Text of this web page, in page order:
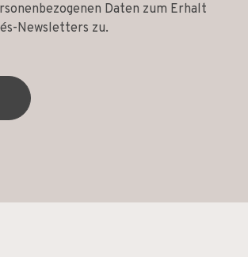
Daten zum Erhalt
Newsletters zu.